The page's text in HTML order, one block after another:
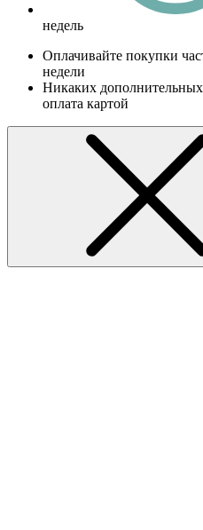
недель
Оплачивайте покупки
недели
Никаких
оплата картой